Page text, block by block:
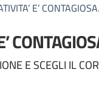
E’
E SCEGLI IL